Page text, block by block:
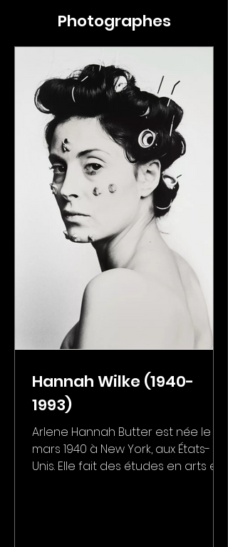
Photographes
Hannah Wilke (1940-
1993)
Arlene Hannah Butter est née le 7
mars 1940 à New York, aux États-
Unis. Elle fait des études en arts et